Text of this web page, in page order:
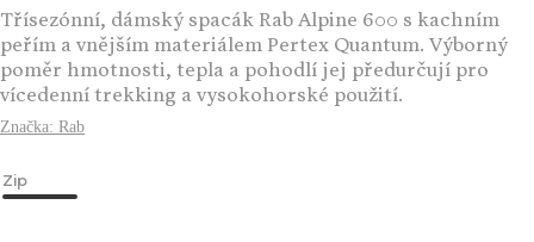
Třísezónní, dámský spacák Rab Alpine 600 s kachním
peřím a vnějším materiálem Pertex Quantum. Výborný
poměr hmotnosti, tepla a pohodlí jej předurčují pro
vícedenní trekking a vysokohorské použití.
Značka: Rab
Zip